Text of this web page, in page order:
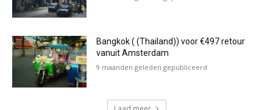
Bangkok ( (Thailand)) voor €497 retour
vanuit Amsterdam
9 maanden geleden gepubliceerd